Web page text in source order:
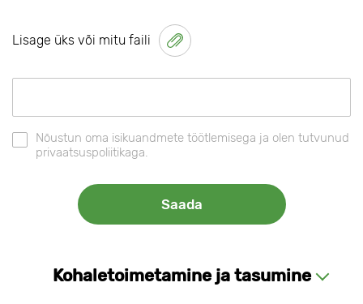
Lisage üks või mitu faili
Nõustun oma isikuandmete töötlemisega ja olen tutvunud
privaatsuspoliitikaga.
Kohaletoimetamine ja tasumine